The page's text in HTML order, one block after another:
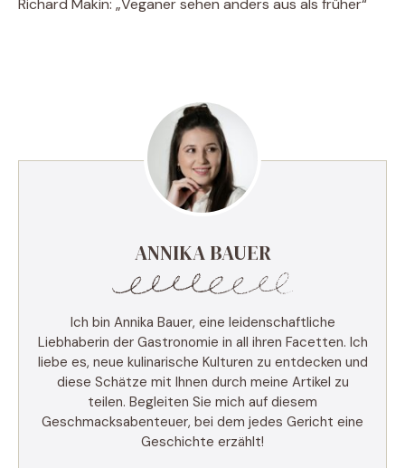
Richard Makin: „Veganer sehen anders aus als früher“
ANNIKA BAUER
Ich bin Annika Bauer, eine leidenschaftliche
Liebhaberin der Gastronomie in all ihren Facetten. Ich
liebe es, neue kulinarische Kulturen zu entdecken und
diese Schätze mit Ihnen durch meine Artikel zu
teilen. Begleiten Sie mich auf diesem
Geschmacksabenteuer, bei dem jedes Gericht eine
Geschichte erzählt!